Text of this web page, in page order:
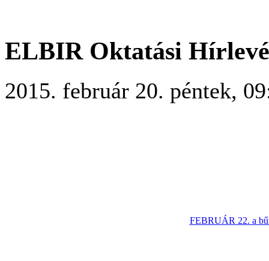
ELBIR Oktatási
2015. február 20. péntek,
FEBRUÁR 22. a